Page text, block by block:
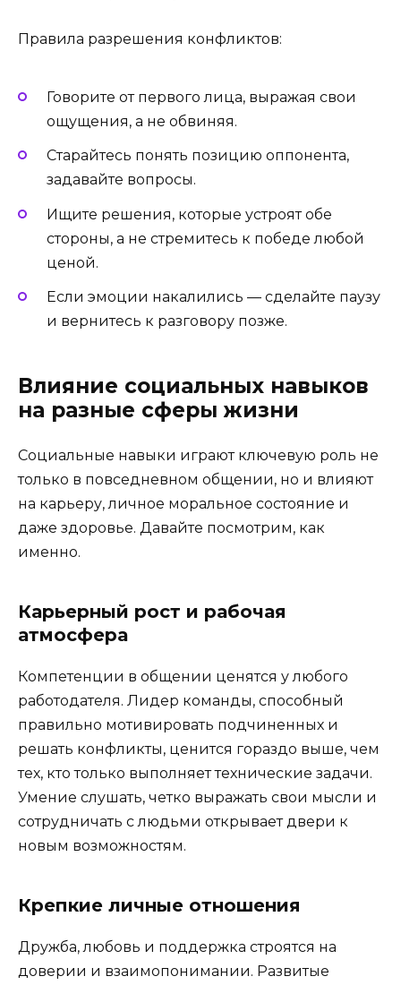
Правила разрешения конфликтов:
Говорите от первого лица, выражая свои
ощущения, а не обвиняя.
Старайтесь понять позицию оппонента,
задавайте вопросы.
Ищите решения, которые устроят обе
стороны, а не стремитесь к победе любой
ценой.
Если эмоции накалились — сделайте паузу
и вернитесь к разговору позже.
Влияние социальных навыков
на разные сферы жизни
Социальные навыки играют ключевую роль не
только в повседневном общении, но и влияют
на карьеру, личное моральное состояние и
даже здоровье. Давайте посмотрим, как
именно.
Карьерный рост и рабочая
атмосфера
Компетенции в общении ценятся у любого
работодателя. Лидер команды, способный
правильно мотивировать подчиненных и
решать конфликты, ценится гораздо выше, чем
тех, кто только выполняет технические задачи.
Умение слушать, четко выражать свои мысли и
сотрудничать с людьми открывает двери к
новым возможностям.
Крепкие личные отношения
Дружба, любовь и поддержка строятся на
доверии и взаимопонимании. Развитые